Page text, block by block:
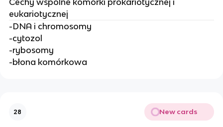
Cechy wspólne komórki prokariotycznej i
eukariotycznej
-DNA i chromosomy
-cytozol
-rybosomy
-błona komórkowa
28 New cards